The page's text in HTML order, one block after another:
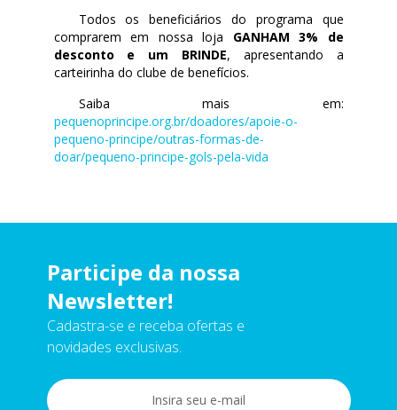
Todos os beneficiários do programa que
comprarem em nossa loja GANHAM 3% de
desconto e um BRINDE, apresentando a
carteirinha do clube de benefícios.
Saiba mais em:
pequenoprincipe.org.br/doadores/apoie-o-
pequeno-principe/outras-formas-de-
doar/pequeno-principe-gols-pela-vida
Participe da nossa
Newsletter!
Cadastra-se e receba ofertas e
novidades exclusivas.